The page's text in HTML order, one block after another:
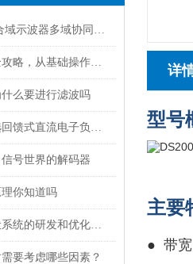
泰克MDO3054混合域示波器多域协同的调试全能王
普源示波器使用全攻略，从基础操作到高级应用
么要进行滤波吗
为什么工程师首选回馈式直流电子负载进行电源测试？
号世界的解码器
你知道吗
光伏模拟器为光伏系统的研发和优化提供了高效的工具
要考虑哪些因素？
详
型号
主要
● 带宽